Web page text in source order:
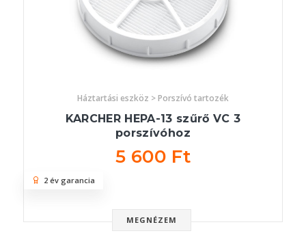
Háztartási eszköz > Porszívó tartozék
KARCHER HEPA-13 szűrő VC 3
porszívóhoz
5 600 Ft
MEGNÉZEM
2 év garancia